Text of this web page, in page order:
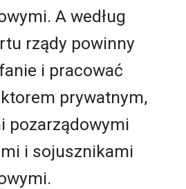
A według
rządy powinny
i pracować
prywatnym,
pozarządowymi
i sojusznikami